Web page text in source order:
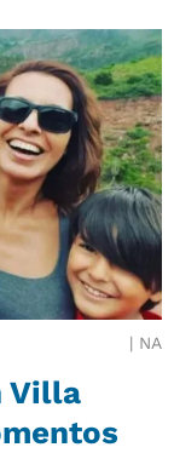
NA
Villa